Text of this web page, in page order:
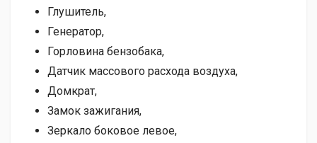
Глушитель,
Генератор,
Горловина бензобака,
Датчик массового расхода воздуха,
Домкрат,
Замок зажигания,
Зеркало боковое левое,